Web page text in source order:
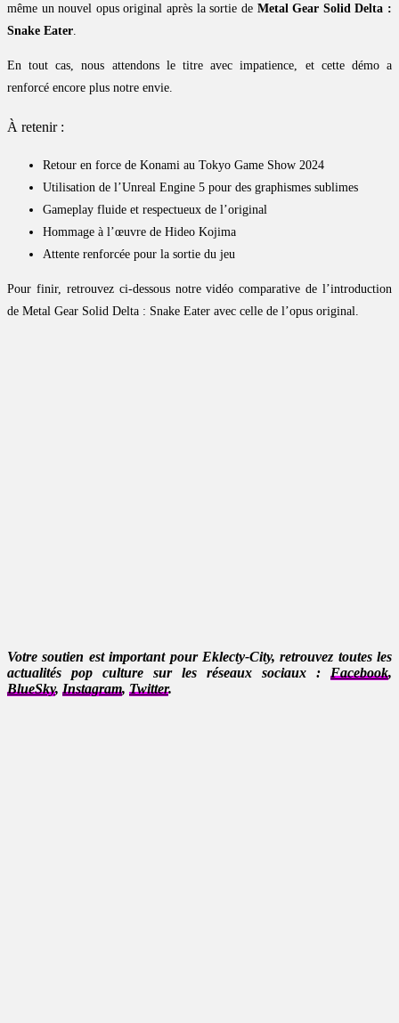
même un nouvel opus original après la sortie de Metal Gear Solid Delta :
Snake Eater.
En tout cas, nous attendons le titre avec impatience, et cette démo a
renforcé encore plus notre envie.
À retenir :
Retour en force de Konami au Tokyo Game Show 2024
Utilisation de l’Unreal Engine 5 pour des graphismes sublimes
Gameplay fluide et respectueux de l’original
Hommage à l’œuvre de Hideo Kojima
Attente renforcée pour la sortie du jeu
Pour finir, retrouvez ci-dessous notre vidéo comparative de l’introduction
de Metal Gear Solid Delta : Snake Eater avec celle de l’opus original.
Votre soutien est important pour Eklecty-City, retrouvez toutes les
actualités pop culture sur les réseaux sociaux : Facebook,
BlueSky, Instagram, Twitter.